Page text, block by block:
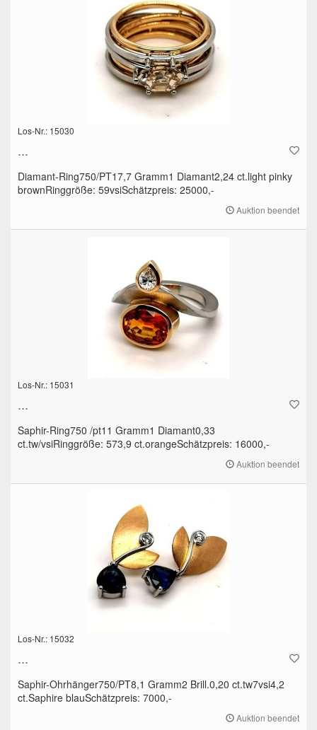
Los-Nr.: 15030
...
Diamant-Ring750/PT17,7 Gramm1 Diamant2,24 ct.light pinky
brownRinggröße: 59vsiSchätzpreis: 25000,-
Auktion beendet
Los-Nr.: 15031
...
Saphir-Ring750 /pt11 Gramm1 Diamant0,33
ct.tw/vsiRinggröße: 573,9 ct.orangeSchätzpreis: 16000,-
Auktion beendet
Los-Nr.: 15032
...
Saphir-Ohrhänger750/PT8,1 Gramm2 Brill.0,20 ct.tw7vsi4,2
ct.Saphire blauSchätzpreis: 7000,-
Auktion beendet